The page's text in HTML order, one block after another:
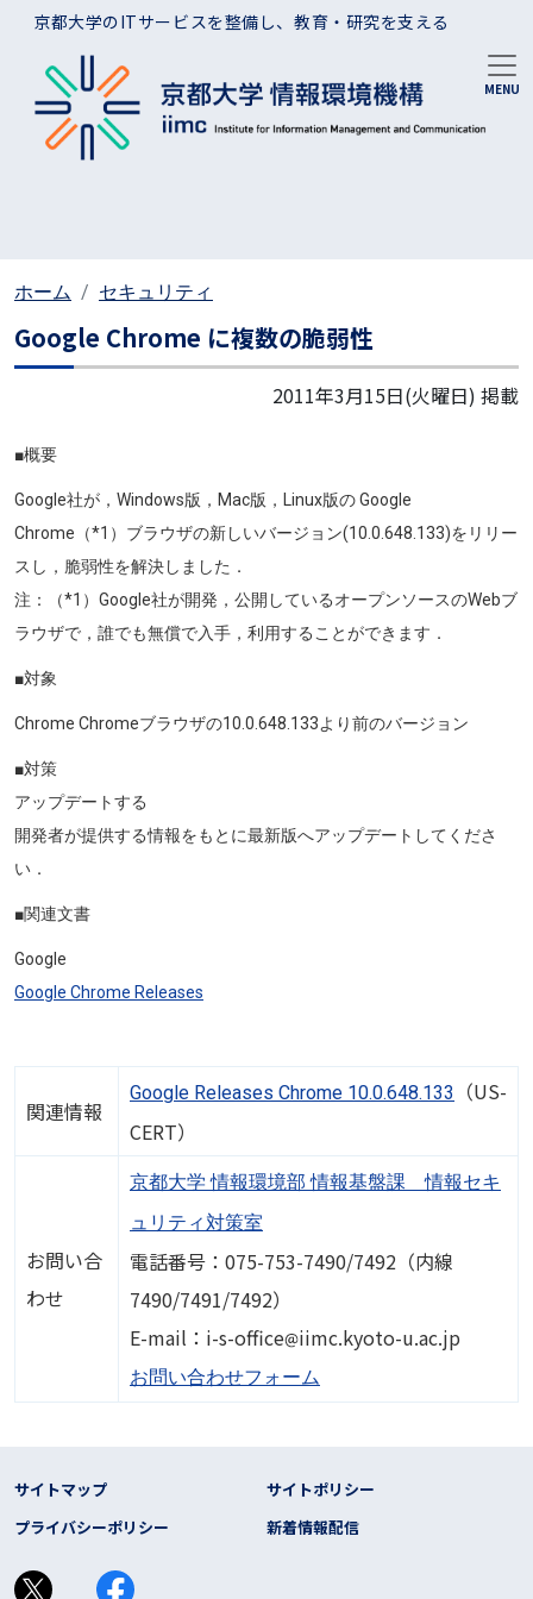
メインコンテンツに移動
京都大学のITサービスを整備し、教育・研究を支える
ホーム セキュリティ
Google Chrome に複数の脆弱性
2011年3月15日(火曜日) 掲載
■概要
Google社が，Windows版，Mac版，Linux版の Google
Chrome（*1）ブラウザの新しいバージョン(10.0.648.133)をリリー
スし，脆弱性を解決しました．
注：（*1）Google社が開発，公開しているオープンソースのWebブ
ラウザで，誰でも無償で入手，利用することができます．
■対象
Chrome Chromeブラウザの10.0.648.133より前のバージョン
■対策
アップデートする
開発者が提供する情報をもとに最新版へアップデートしてくださ
い．
■関連文書
Google
Google Chrome Releases
関連情報
Google Releases Chrome 10.0.648.133
（US-
CERT）
お問い合
わせ
京都大学 情報環境部 情報基盤課 情報セキ
ュリティ対策室
電話番号：075-753-7490/7492（内線
7490/7491/7492）
E-mail：i-s-office画像iimc.kyoto-u.ac.jp
お問い合わせフォーム
フッター リンク
サイトマップ
サイトポリシー
プライバシーポリシー
新着情報配信